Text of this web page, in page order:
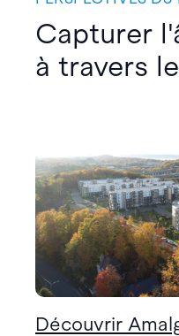
Capturer
à travers
Découvrir